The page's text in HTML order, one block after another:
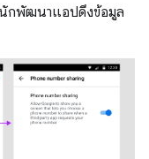
กพัฒนาแอปดึงข้อมูล